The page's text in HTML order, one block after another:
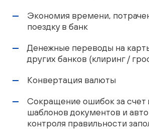
Экономия времени,
поездку в банк
Денежные переводы на
других банков (клиринг /
Конвертация валюты
Сокращение ошибок за счет
шаблонов документов и
контроля правильности